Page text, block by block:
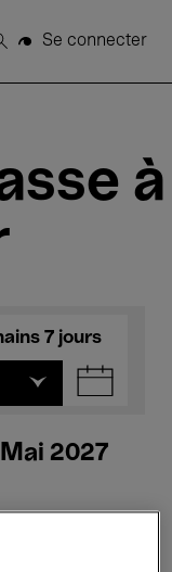
Rechercher
Se connecter
à
7 jours
2027